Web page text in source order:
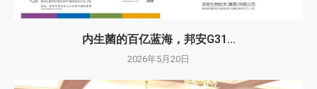
内生菌的百亿蓝海，邦安G31...
2026年5月20日